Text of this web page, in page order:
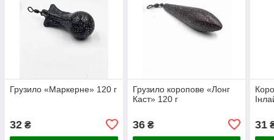
Грузило «Маркерне» 120 г
32 ₴
Грузило коропове «Лонг
Каст» 120 г
36₴ 31